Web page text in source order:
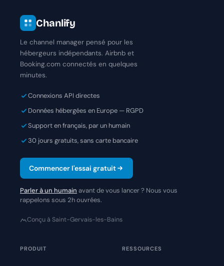
Chanlify
Le channel manager pensé pour les
hébergeurs indépendants. Airbnb et
Booking.com connectés en quelques
minutes.
Connexions API directes
Données hébergées en Europe — RGPD
Support en français, par un humain
30 jours gratuits, sans carte bancaire
Commencer l'essai gratuit
Parler à un humain avant de vous lancer ? Nous vous
rappelons sous 2h ouvrées.
Conçu à Saint-Gervais-les-Bains
PRODUIT RESSOURCES